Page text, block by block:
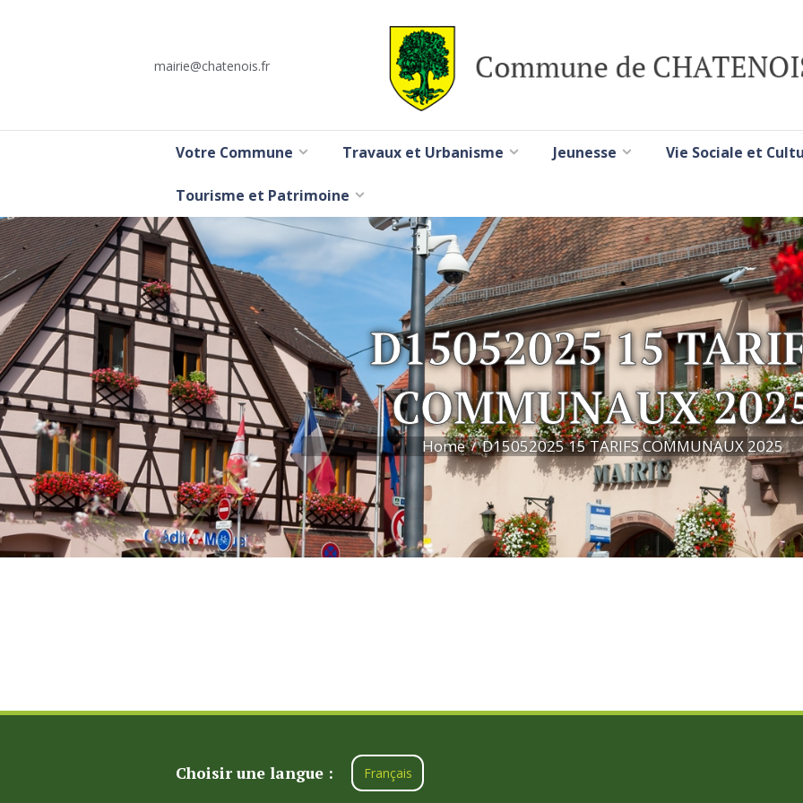
mairie@chatenois.fr
Votre Commune Travaux et Urbanisme Jeunesse Vie Sociale et
Tourisme et Patrimoine
D15052025 15
COMMUNAUX
Home D15052025 15 TARIFS COMMUNAUX 2025
Choisir une langue : Français